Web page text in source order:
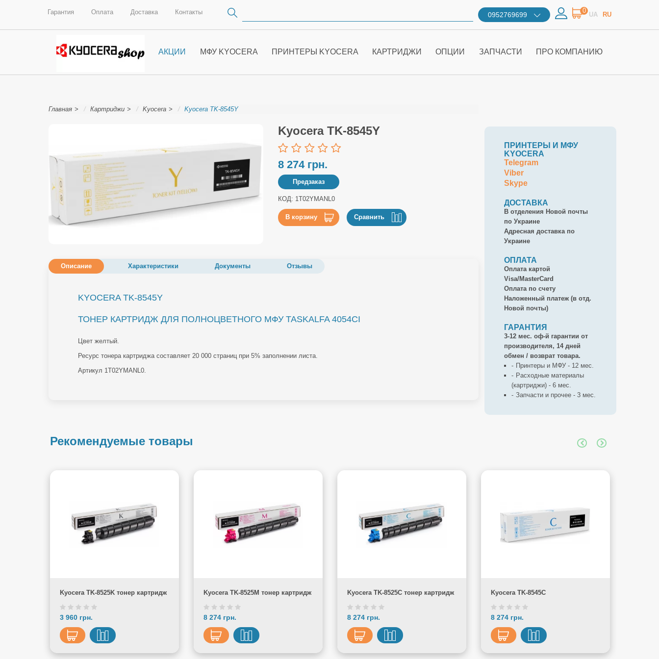
Гарантия Оплата Доставка Контакты 0952769699
0
UA RU
АКЦИИ МФУ KYOCERA ПРИНТЕРЫ KYOCERA КАРТРИДЖИ ОПЦИИ ЗАПЧАСТИ ПРО КОМПАНИЮ
Главная Картриджи Kyocera Kyocera TK-8545Y
Kyocera TK-8545Y
8 274 грн.
Предзаказ
КОД: 1T02YMANL0
В корзину Сравнить
Описание Характеристики Документы Отзывы
KYOCERA TK-8545Y
ТОНЕР КАРТРИДЖ ДЛЯ ПОЛНОЦВЕТНОГО МФУ TASKALFA 4054CI
Цвет желтый.
Ресурс тонера картриджа составляет 20 000 страниц при 5% заполнении листа.
Артикул 1T02YMANL0.
ПРИНТЕРЫ И МФУ
KYOCERA
Telegram
Viber
Skype
ДОСТАВКА
В отделения Новой почты
по Украине
Адресная доставка по
Украине
ОПЛАТА
Оплата картой
Visa/MasterCard
Оплата по счету
Наложенный платеж (в отд.
Новой почты)
ГАРАНТИЯ
3-12 мес. оф-й гарантии от
производителя, 14 дней
обмен / возврат товара.
Принтеры и МФУ - 12 мес.
Расходные материалы
(картриджи) - 6 мес.
Запчасти и прочее - 3 мес.
Рекомендуемые товары
Kyocera TK-8525K тонер картридж
3 960 грн.
Kyocera TK-8525M тонер картридж
8 274 грн.
Kyocera TK-8525C тонер картридж
8 274 грн.
Kyocera TK-8545C
8 274 грн.